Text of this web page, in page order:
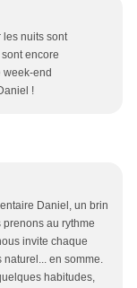
les nuits sont
encore
week-end
!
Daniel, un brin
au rythme
invite chaque
en somme.
habitudes,